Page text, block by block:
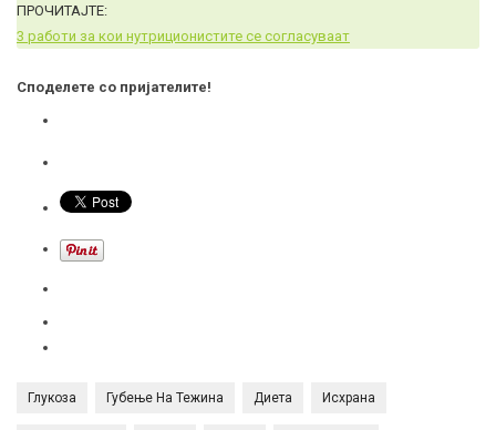
ПРОЧИТАЈТЕ:
3 работи за кои нутриционистите се согласуваат
Споделете со пријателите!
Глукоза Губење На Тежина Диета Исхрана